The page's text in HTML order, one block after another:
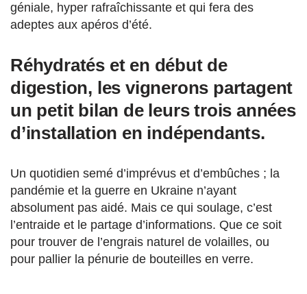
géniale, hyper rafraîchissante et qui fera des
adeptes aux apéros d’été.
Réhydratés et en début de
digestion, les vignerons partagent
un petit bilan de leurs trois années
d’installation en indépendants.
Un quotidien semé d’imprévus et d’embûches ; la
pandémie et la guerre en Ukraine n’ayant
absolument pas aidé. Mais ce qui soulage, c’est
l’entraide et le partage d’informations. Que ce soit
pour trouver de l’engrais naturel de volailles, ou
pour pallier la pénurie de bouteilles en verre.